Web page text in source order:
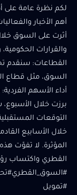
لكم نظرة عامة على
أهم الأخبار
أثرت على السوق
والقرارات
القطاعات: سنقدم
السوق، مثل قطاع
أداء الأسهم
برزت خلال الأسبوع،
التوقعات
خلال الأسابيع
المؤثرة. لا تفوّت
القطري واكتساب
#تمويل